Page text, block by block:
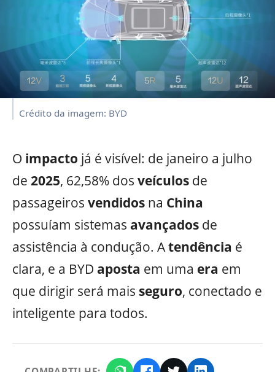
Crédito da imagem: BYD
O impacto já é visível: de janeiro a julho
de 2025, 62,58% dos veículos de
passageiros vendidos na China
possuíam sistemas avançados de
assistência à condução. Atendência é
clara, e a BYD aposta em uma era em
que dirigir será mais seguro, conectado e
inteligente para todos.